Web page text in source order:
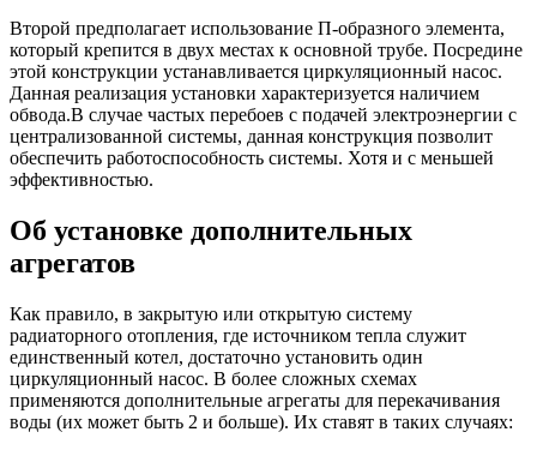
Второй предполагает использование П-образного элемента,
который крепится в двух местах к основной трубе. Посредине
этой конструкции устанавливается циркуляционный насос.
Данная реализация установки характеризуется наличием
обвода.В случае частых перебоев с подачей электроэнергии с
централизованной системы, данная конструкция позволит
обеспечить работоспособность системы. Хотя и с меньшей
эффективностью.
Об установке дополнительных
агрегатов
Как правило, в закрытую или открытую систему
радиаторного отопления, где источником тепла служит
единственный котел, достаточно установить один
циркуляционный насос. В более сложных схемах
применяются дополнительные агрегаты для перекачивания
воды (их может быть 2 и больше). Их ставят в таких случаях: